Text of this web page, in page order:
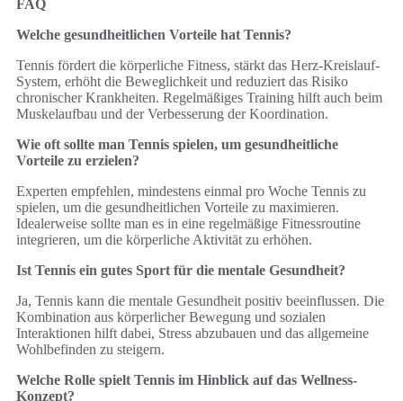
FAQ
Welche gesundheitlichen Vorteile hat Tennis?
Tennis fördert die körperliche Fitness, stärkt das Herz-Kreislauf-
System, erhöht die Beweglichkeit und reduziert das Risiko
chronischer Krankheiten. Regelmäßiges Training hilft auch beim
Muskelaufbau und der Verbesserung der Koordination.
Wie oft sollte man Tennis spielen, um gesundheitliche
Vorteile zu erzielen?
Experten empfehlen, mindestens einmal pro Woche Tennis zu
spielen, um die gesundheitlichen Vorteile zu maximieren.
Idealerweise sollte man es in eine regelmäßige Fitnessroutine
integrieren, um die körperliche Aktivität zu erhöhen.
Ist Tennis ein gutes Sport für die mentale Gesundheit?
Ja, Tennis kann die mentale Gesundheit positiv beeinflussen. Die
Kombination aus körperlicher Bewegung und sozialen
Interaktionen hilft dabei, Stress abzubauen und das allgemeine
Wohlbefinden zu steigern.
Welche Rolle spielt Tennis im Hinblick auf das Wellness-
Konzept?